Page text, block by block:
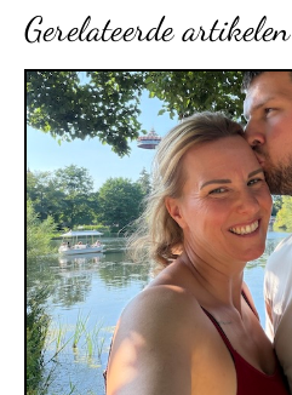
Gerelateerde artikelen